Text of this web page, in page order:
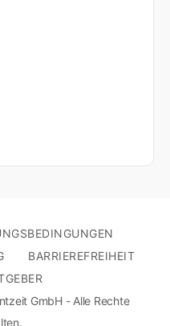
BARRIEREFREIHEIT
GmbH - Alle Rechte